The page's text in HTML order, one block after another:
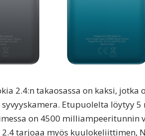
2.4:n takaosassa on kaksi,
Etupuolelta löytyy
on 4500 milliampeeritunnin
tarjoaa myös kuulokeliittimen,